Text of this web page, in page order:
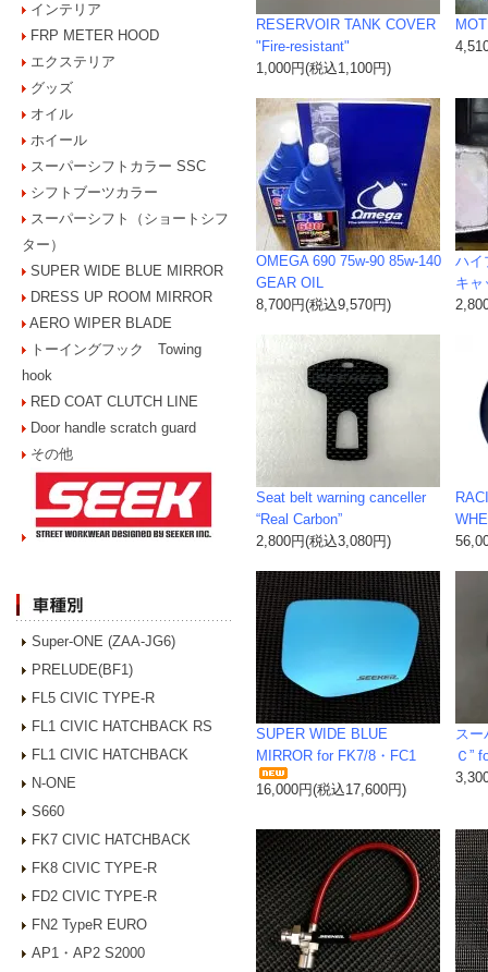
インテリア
FRP METER HOOD
エクステリア
グッズ
オイル
ホイール
スーパーシフトカラー SSC
シフトブーツカラー
スーパーシフト（ショートシフ
ター）
SUPER WIDE BLUE MIRROR
DRESS UP ROOM MIRROR
AERO WIPER BLADE
トーイングフック Towing
hook
RED COAT CLUTCH LINE
Door handle scratch guard
その他
Super-ONE (ZAA-JG6)
PRELUDE(BF1)
FL5 CIVIC TYPE-R
FL1 CIVIC HATCHBACK RS
FL1 CIVIC HATCHBACK
N-ONE
S660
FK7 CIVIC HATCHBACK
FK8 CIVIC TYPE-R
FD2 CIVIC TYPE-R
FN2 TypeR EURO
AP1・AP2 S2000
RESERVOIR TANK COVER
"Fire-resistant"
1,000円(税込1,100円)
OMEGA 690 75w-90 85w-140
GEAR OIL
8,700円(税込9,570円)
ハイ
キャ
Seat belt warning canceller
“Real Carbon”
2,800円(税込3,080円)
SUPER WIDE BLUE
MIRROR for FK7/8・FC1
16,000円(税込17,600円)
スー
Ｃ”